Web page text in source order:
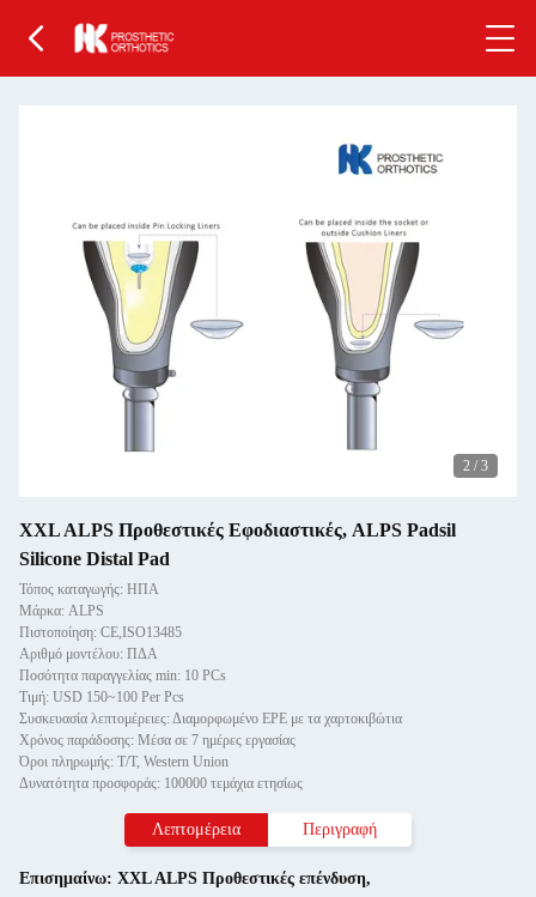
2 / 3
XXL ALPS Προθεστικές Εφοδιαστικές, ALPS Padsil
Silicone Distal Pad
Τόπος καταγωγής: ΗΠΑ
Μάρκα: ALPS
Πιστοποίηση: CE,ISO13485
Αριθμό μοντέλου: ΠΔΑ
Ποσότητα παραγγελίας min: 10 PCs
Τιμή: USD 150~100 Per Pcs
Συσκευασία λεπτομέρειες: Διαμορφωμένο EPE με τα χαρτοκιβώτια
Χρόνος παράδοσης: Μέσα σε 7 ημέρες εργασίας
Όροι πληρωμής: T/T, Western Union
Δυνατότητα προσφοράς: 100000 τεμάχια ετησίως
Λεπτομέρεια Περιγραφή
Επισημαίνω: XXL ALPS Προθεστικές επένδυση,